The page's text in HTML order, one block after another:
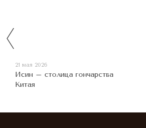
21 мая 2026
Исин – столица гончарства
Китая